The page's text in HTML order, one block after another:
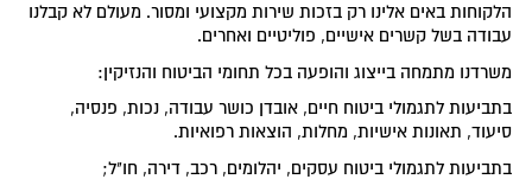
הלקוחות באים אלינו רק בזכות שירות מקצועי ומסור. מעולם לא קבלנו
עבודה בשל קשרים אישיים, פוליטיים ואחרים.
משרדנו מתמחה בייצוג והופעה בכל תחומי הביטוח והנזיקין:
בתביעות לתגמולי ביטוח חיים, אובדן כושר עבודה, נכות, פנסיה,
סיעוד, תאונות אישיות, מחלות, הוצאות רפואיות.
בתביעות לתגמולי ביטוח עסקים, יהלומים, רכב, דירה, חו"ל;